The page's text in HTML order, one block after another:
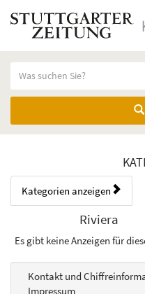
Kategorien
Kategorien anzeigen
Bedienhinweis: Navigieren
Rubrik:
Riviera
Es gibt keine Anzeigen für
Kontakt und
Impressum